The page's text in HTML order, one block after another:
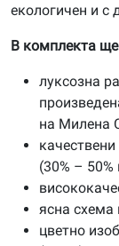
екологичен и с
В комплекта
луксозна
на Милена
(30% –
ясна
цветно